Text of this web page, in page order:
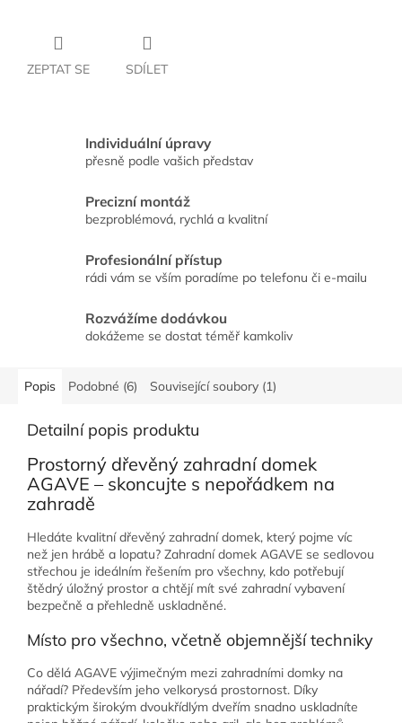
ZEPTAT SE SDÍLET
Individuální úpravy
přesně podle vašich představ
Precizní montáž
bezproblémová, rychlá a kvalitní
Profesionální přístup
rádi vám se vším poradíme po telefonu či e-mailu
Rozvážíme dodávkou
dokážeme se dostat téměř kamkoliv
Popis Podobné (6) Související soubory (1)
Detailní popis produktu
Prostorný dřevěný zahradní domek
AGAVE – skoncujte s nepořádkem na
zahradě
Hledáte kvalitní dřevěný zahradní domek, který pojme víc
než jen hrábě a lopatu? Zahradní domek AGAVE se sedlovou
střechou je ideálním řešením pro všechny, kdo potřebují
štědrý úložný prostor a chtějí mít své zahradní vybavení
bezpečně a přehledně uskladněné.
Místo pro všechno, včetně objemnější techniky
Co dělá AGAVE výjimečným mezi zahradními domky na
nářadí? Především jeho velkorysá prostornost. Díky
praktickým širokým dvoukřídlým dveřím snadno uskladníte